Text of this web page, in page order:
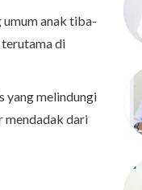
umum anak tiba-
terutama di
yang melindungi
mendadak dari